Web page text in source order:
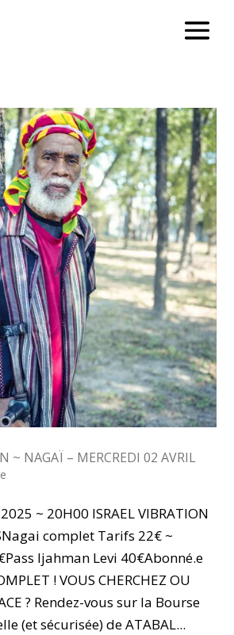
~ NAGAÏ – MERCREDI 02 AVRIL
~ 20H00 ISRAEL VIBRATION
complet Tarifs 22€ ~
Ijahman Levi 40€Abonné.e
! VOUS CHERCHEZ OU
? Rendez-vous sur la Bourse
(et sécurisée) de ATABAL...